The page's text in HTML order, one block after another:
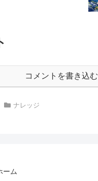
コメントを書き込む
ナレッジ
ーム